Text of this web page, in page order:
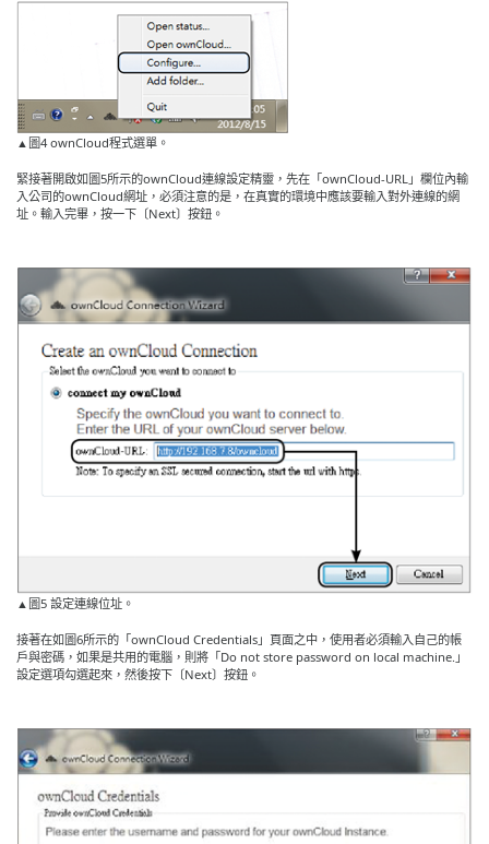
▲圖4 ownCloud程式選單。
緊接著開啟如圖5所示的ownCloud連線設定精靈，先在「ownCloud-URL」欄位內輸
入公司的ownCloud網址，必須注意的是，在真實的環境中應該要輸入對外連線的網
址。輸入完畢，按一下〔Next〕按鈕。
▲圖5 設定連線位址。
接著在如圖6所示的「ownCloud Credentials」頁面之中，使用者必須輸入自己的帳
戶與密碼，如果是共用的電腦，則將「Do not store password on local machine.」
設定選項勾選起來，然後按下〔Next〕按鈕。